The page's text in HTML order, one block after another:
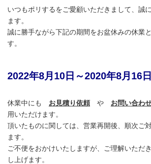
いつもポリするをご愛顧いただきまして、誠
ます。
誠に勝手ながら下記の期間をお盆休みの休業
す。
2022年8月10日～2020年8月16日
休業中にも お見積り依頼 や お問い合わ
用いただけます。
頂いたものに関しては、営業再開後、順次ご
ます。
ご不便をおかけいたしますが、ご理解いただ
し上げます。